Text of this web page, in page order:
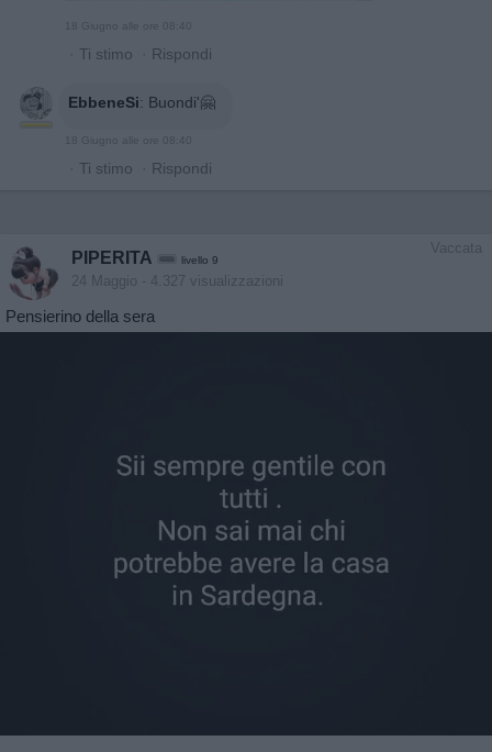
18 Giugno alle ore 08:40
· Ti stimo · Rispondi
EbbeneSi: Buondi'🤗
18 Giugno alle ore 08:40
· Ti stimo · Rispondi
Vaccata
PIPERITA livello 9
24 Maggio - 4.327 visualizzazioni
Pensierino della sera